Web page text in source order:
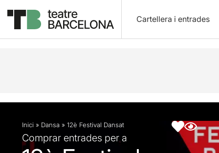
Cartellera i entrades
Descripció Fitxa artística
Inici » Dansa » 12è Festival Dansat
Comprar entrades per a